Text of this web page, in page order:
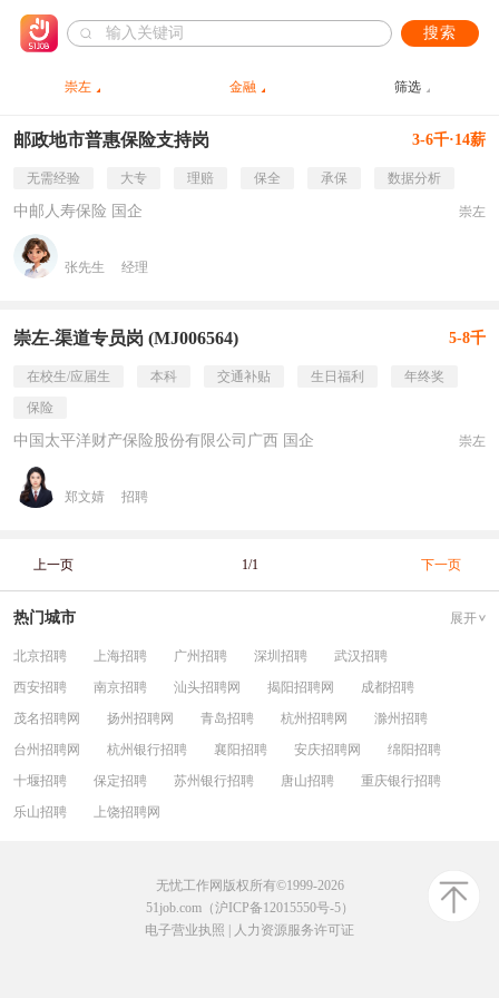
搜索
崇左 金融 筛选
邮政地市普惠保险支持岗 3-6千·14薪
无需经验 大专 理赔 保全 承保 数据分析
中邮人寿保险 国企 崇左
张先生 经理
崇左-渠道专员岗 (MJ006564) 5-8千
在校生/应届生 本科 交通补贴 生日福利
年终奖
保险
中国太平洋财产保险股份有限公司广西 国企 崇左
郑文婧 招聘
上一页 1/1 下一页
热门城市 展开
北京招聘 上海招聘 广州招聘 深圳招聘
武汉招聘
西安招聘
南京招聘 汕头招聘网 揭阳招聘网
成都招聘
茂名招聘网
扬州招聘网 青岛招聘 杭州招聘网
滁州招聘
台州招聘网
杭州银行招聘 襄阳招聘 安庆招聘网
绵阳招聘
十堰招聘
保定招聘 苏州银行招聘 唐山招聘
重庆银行招聘
乐山招聘
上饶招聘网
无忧工作网版权所有©1999-2026
51job.com（沪ICP备12015550号-5）
电子营业执照
人力资源服务许可证